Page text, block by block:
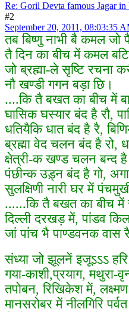
Re: Goril Devta famous Jagar in
#2
September 20, 2011, 08:03:35
तब बिष्णु नाभी बै कमल जो
तै दिन का बीच में कमल
जो ब्रह्मा-ले सृष्टि रचना
नौ खण्डी गगन बड़ा छि।
....कि तै बखत का बीच में
घासिक घस्यार बंद है रौ,
धतियैकि धात बंद है रै,
ब्रह्मा वेद चलन बंद है रो,
क्षेत्री-क खण्ड चलन बन्द है
पंछीन्क उड़्न बंद है गो,
सुलक्षिणी नारी घर में
......कि तै बखत का बीच में
दिल्ली दरखड़ में, पांडव
जां पांच भै पाण्डवनक वास
संध्या जो झूलनें इजूऽऽऽ हरि
गया-काशी,प्रयाग, मथुरा-
तपोबन, रिखिकेश में,
मानसरोबर में नीलगिरि